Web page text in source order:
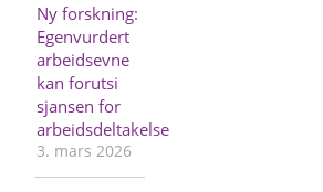
Ny forskning:
Egenvurdert
arbeidsevne
kan forutsi
sjansen for
arbeidsdeltakelse
3. mars 2026